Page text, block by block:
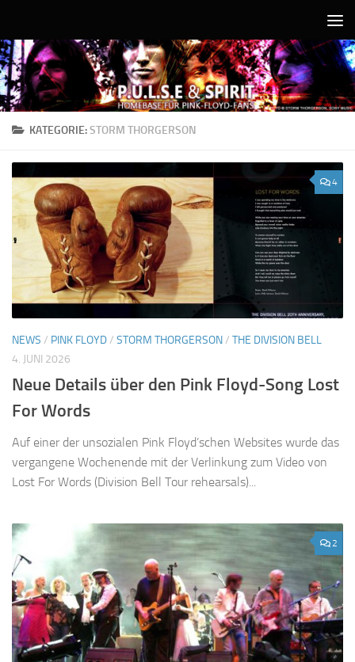
KATEGORIE:STORM THORGERSON
4
NEWS / PINK FLOYD/ STORM THORGERSON/ THE DIVISION BELL
4. JUNI 2026
Neue Details über den Pink Floyd-Song Lost
For Words
Auf einer der unsozialen Pink Floyd’schen Websites wurde das
vergangene Wochenende mit der Verlinkung zum Video von
Lost For Words (Division Bell Tour rehearsals)...
2